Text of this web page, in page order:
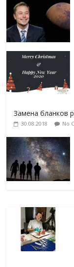
Замена бланков
30.08.2018 No